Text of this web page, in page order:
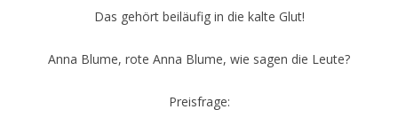
Das gehört beiläufig in die kalte Glut!
Anna Blume, rote Anna Blume, wie sagen die Leute?
Preisfrage: